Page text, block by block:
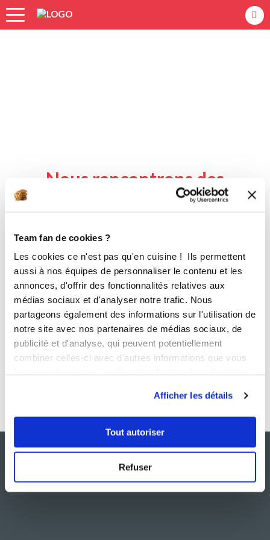
Team fan de cookies ?
Les cookies ce n'est pas qu'en cuisine ! Ils permettent
aussi à nos équipes de personnaliser le contenu et les
annonces, d'offrir des fonctionnalités relatives aux
médias sociaux et d'analyser notre trafic. Nous
partageons également des informations sur l'utilisation de
notre site avec nos partenaires de médias sociaux, de
publicité et d'analyse, qui peuvent potentiellement
combiner celles-ci avec d'autres informations que vous
Afficher les détails
Tout autoriser
Refuser
Accueil
Nous rencontrons des
difficultés à afficher cette
Revenir à l'accueil